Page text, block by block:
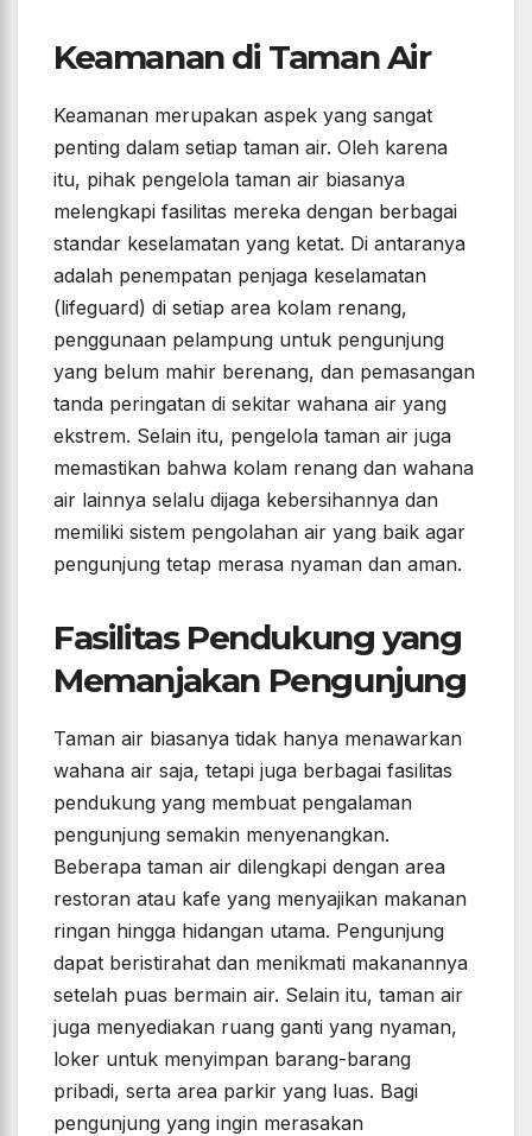
Keamanan di Taman Air
Keamanan merupakan aspek yang sangat
penting dalam setiap taman air. Oleh karena
itu, pihak pengelola taman air biasanya
melengkapi fasilitas mereka dengan berbagai
standar keselamatan yang ketat. Di antaranya
adalah penempatan penjaga keselamatan
(lifeguard) di setiap area kolam renang,
penggunaan pelampung untuk pengunjung
yang belum mahir berenang, dan pemasangan
tanda peringatan di sekitar wahana air yang
ekstrem. Selain itu, pengelola taman air juga
memastikan bahwa kolam renang dan wahana
air lainnya selalu dijaga kebersihannya dan
memiliki sistem pengolahan air yang baik agar
pengunjung tetap merasa nyaman dan aman.
Fasilitas Pendukung yang
Memanjakan Pengunjung
Taman air biasanya tidak hanya menawarkan
wahana air saja, tetapi juga berbagai fasilitas
pendukung yang membuat pengalaman
pengunjung semakin menyenangkan.
Beberapa taman air dilengkapi dengan area
restoran atau kafe yang menyajikan makanan
ringan hingga hidangan utama. Pengunjung
dapat beristirahat dan menikmati makanannya
setelah puas bermain air. Selain itu, taman air
juga menyediakan ruang ganti yang nyaman,
loker untuk menyimpan barang-barang
pribadi, serta area parkir yang luas. Bagi
pengunjung yang ingin merasakan